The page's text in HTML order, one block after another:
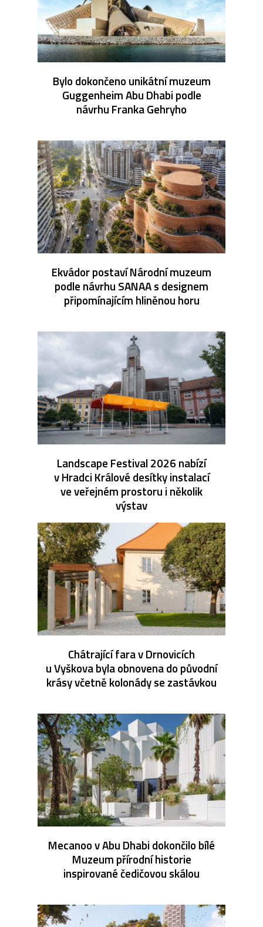
Bylo dokončeno unikátní muzeum
Guggenheim Abu Dhabi podle
návrhu Franka Gehryho
Ekvádor postaví Národní muzeum
podle návrhu SANAA s designem
připomínajícím hliněnou horu
Landscape Festival 2026 nabízí
v Hradci Králové desítky instalací
ve veřejném prostoru i několik
výstav
Chátrající fara v Drnovicích
u Vyškova byla obnovena do původní
krásy včetně kolonády se zastávkou
Mecanoo v Abu Dhabi dokončilo bílé
Muzeum přírodní historie
inspirované čedičovou skálou